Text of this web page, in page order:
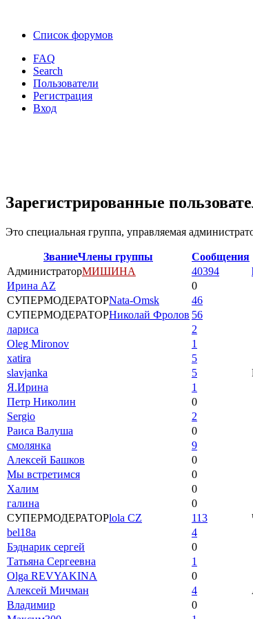
Список форумов
FAQ
Search
Пользователи
Регистрация
Вход
Зарегистрированные
Это специальная группа, управляемая
ЗваниеЧлены группы Сообщения
АдминистраторМИШИНА 40394
Ирина AZ
0
СУПЕРМОДЕРАТОРNata-Omsk 46
СУПЕРМОДЕРАТОРНиколай Фролов 56
лариса
2
Oleg Mironov
1
xatira
5
slavjanka
5
Я.Ирина
1
Петр Николин
0
Sergio
2
Раиса Валуша
0
смолянка
9
Алексей Башков
0
Мы встретимся
0
Халим
0
галина
0
СУПЕРМОДЕРАТОРlola CZ 113
bel18a
4
Бэднарик сергей
0
Татьяна Сергеевна
1
Olga REVYAKINA
0
Алексей Мичман
4
Владимир
0